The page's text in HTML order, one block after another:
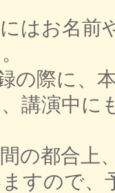
はお名前
の際に、
講演中に
の都合上
すので、